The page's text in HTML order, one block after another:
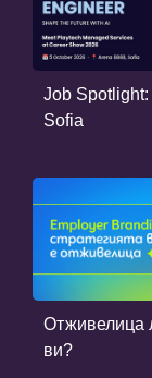
Job
Sofia
Отживелица
ви?